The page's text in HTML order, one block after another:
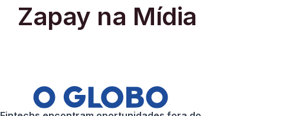
Zapay na Mídia